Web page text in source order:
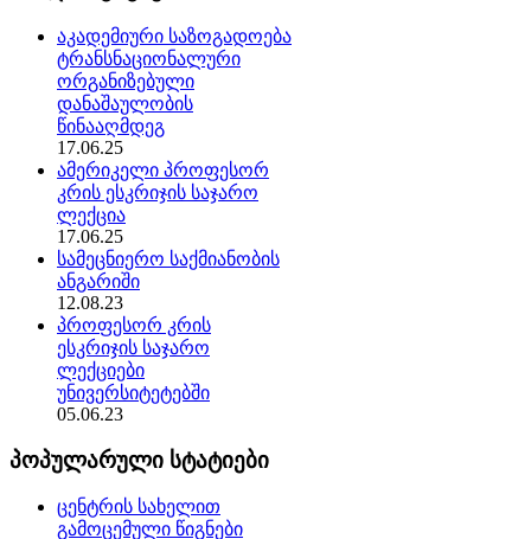
აკადემიური საზოგადოება
ტრანსნაციონალური
ორგანიზებული
დანაშაულობის
წინააღმდეგ
17.06.25
ამერიკელი პროფესორ
კრის ესკრიჯის საჯარო
ლექცია
17.06.25
სამეცნიერო საქმიანობის
ანგარიში
12.08.23
პროფესორ კრის
ესკრიჯის საჯარო
ლექციები
უნივერსიტეტებში
05.06.23
პოპულარული სტატიები
ცენტრის სახელით
გამოცემული წიგნები